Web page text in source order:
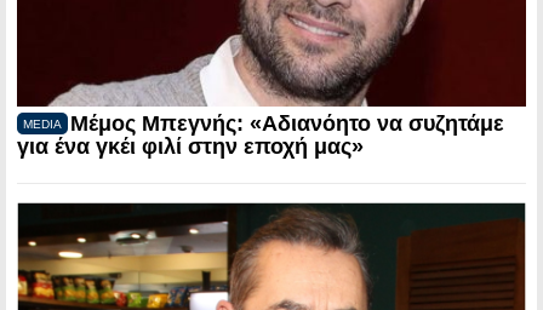
MEDIA
Μέμος Μπεγνής: «Αδιανόητο να συζητάμε
για ένα γκέι φιλί στην εποχή μας»